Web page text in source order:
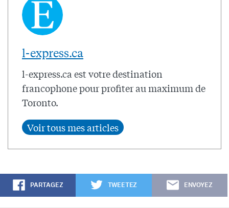
l-express.ca
l-express.ca est votre destination
francophone pour profiter au maximum de
Toronto.
PARTAGEZ TWEETEZ ENVOYEZ